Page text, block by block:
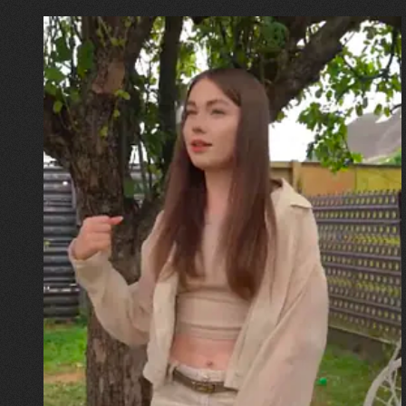
30.07.2026
Калина, Дарина та Віра Папроцькі
"Хвиля була, як від моря,
прозора і велика… Я ледве
встигла схопити племінницю"